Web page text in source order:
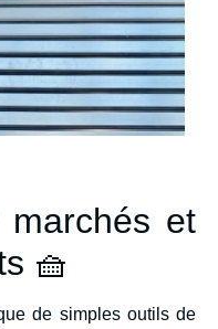
marchés et
🧺
de simples outils de